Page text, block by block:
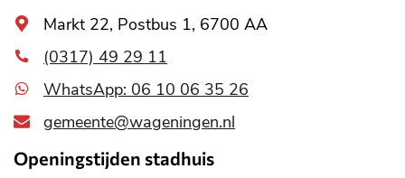
Algemeen
adres
Markt 22, Postbus 1, 6700 AA
(0317) 49 29 11
WhatsApp: 06 10 06 35 26
gemeente@wageningen.nl
Openingstijden stadhuis